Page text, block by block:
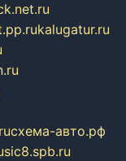
kalugatur.ru
схема-авто.рф